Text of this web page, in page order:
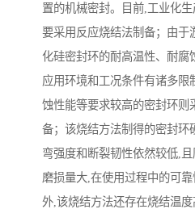
置的机械密封。目前,工业化
要采用反应烧结法制备；由于
化硅密封环的耐高温性、耐腐
应用环境和工况条件有诸多限
蚀性能等要求较高的密封环则
备；该烧结方法制得的密封环
弯强度和断裂韧性依然较低,
磨损量大,在使用过程中的可
外,该烧结方法还存在烧结温